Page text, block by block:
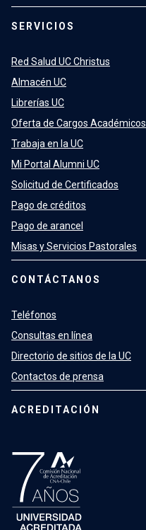
SERVICIOS
Red Salud UC Christus
Almacén UC
Librerías UC
Oferta de Cargos Académicos
Trabaja en la UC
Mi Portal Alumni UC
Solicitud de Certificados
Pago de créditos
Pago de arancel
Misas y Servicios Pastorales
CONTÁCTANOS
Teléfonos
Consultas en línea
Directorio de sitios de la UC
Contactos de prensa
ACREDITACIÓN